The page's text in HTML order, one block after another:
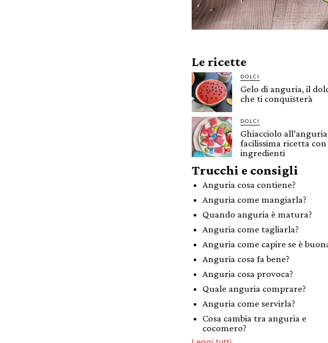
Le ricette
DOLCI
Gelo di anguria, il
che ti conquisterà
DOLCI
Ghiacciolo
facilissima ricetta con
ingredienti
Trucchi e consigli
Anguria cosa contiene?
Anguria come mangiarla?
Quando anguria è matura?
Anguria come tagliarla?
Anguria come capire se è
Anguria cosa fa bene?
Anguria cosa provoca?
Quale anguria comprare?
Anguria come servirla?
Cosa cambia tra anguria e
cocomero?